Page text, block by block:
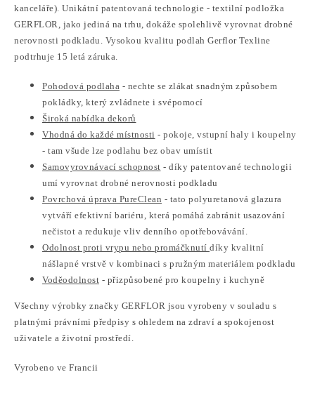
kanceláře). Unikátní patentovaná technologie - textilní podložka
GERFLOR, jako jediná na trhu, dokáže spolehlivě vyrovnat drobné
nerovnosti podkladu. Vysokou kvalitu podlah Gerflor Texline
podtrhuje 15 letá záruka.
Pohodová podlaha - nechte se zlákat snadným způsobem
pokládky, který zvládnete i svépomocí
Široká nabídka dekorů
Vhodná do každé místnosti - pokoje, vstupní haly i koupelny
- tam všude lze podlahu bez obav umístit
Samovyrovnávací schopnost - díky patentované technologii
umí vyrovnat drobné nerovnosti podkladu
Povrchová úprava PureClean - tato polyuretanová glazura
vytváří efektivní bariéru, která pomáhá zabránit usazování
nečistot a redukuje vliv denního opotřebovávání.
Odolnost proti vrypu nebo promáčknutí díky kvalitní
nášlapné vrstvě v kombinaci s pružným materiálem podkladu
Voděodolnost - přizpůsobené pro koupelny i kuchyně
Všechny výrobky značky GERFLOR jsou vyrobeny v souladu s
platnými právními předpisy s ohledem na zdraví a spokojenost
uživatele a životní prostředí.
Vyrobeno ve Francii